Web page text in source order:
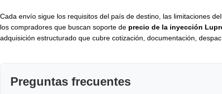
Cada envío sigue los requisitos del país de destino, las limitaciones
los compradores que buscan soporte de precio de la inyección
adquisición estructurado que cubre cotización, documentación,
Preguntas frecuentes